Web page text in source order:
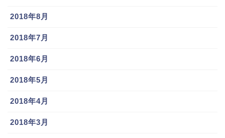
2018年8月
2018年7月
2018年6月
2018年5月
2018年4月
2018年3月